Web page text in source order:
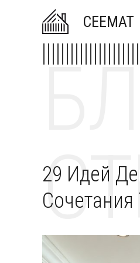
CEEMAT
29 Идей
Сочетания